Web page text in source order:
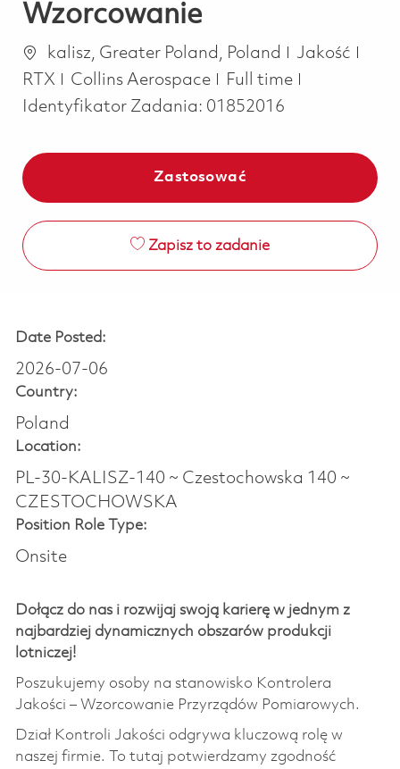
Wzorcowanie
Lokalizacja
kalisz, Greater Poland, Poland Kategoria
Jakość
RTX
Collins Aerospace Job Type
Full time
Identyfikator Zadania: 01852016
Zastosować
Zapisz to zadanie
Date Posted:
2026-07-06
Country:
Poland
Location:
PL-30-KALISZ-140 ~ Czestochowska 140 ~
CZESTOCHOWSKA
Position Role Type:
Onsite
Dołącz do nas i rozwijaj swoją karierę w jednym z
najbardziej dynamicznych obszarów produkcji
lotniczej!
Poszukujemy osoby na stanowisko Kontrolera
Jakości – Wzorcowanie Przyrządów Pomiarowych.
Dział Kontroli Jakości odgrywa kluczową rolę w
naszej firmie. To tutaj potwierdzamy zgodność